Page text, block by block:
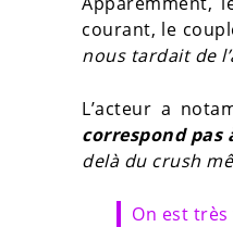
courant, le
nous tardait de
L’acteur a
correspond pas
delà du crush
On est